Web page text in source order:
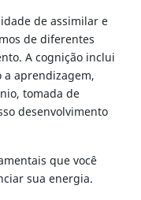
de assimilar e
de diferentes
A cognição inclui
a aprendizagem,
tomada de
desenvolvimento
que você
sua energia.